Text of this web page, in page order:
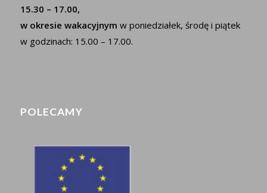
15.30 – 17.00,
w okresie wakacyjnym w poniedziałek, środę i piątek
w godzinach: 15.00 – 17.00.
POLECAMY